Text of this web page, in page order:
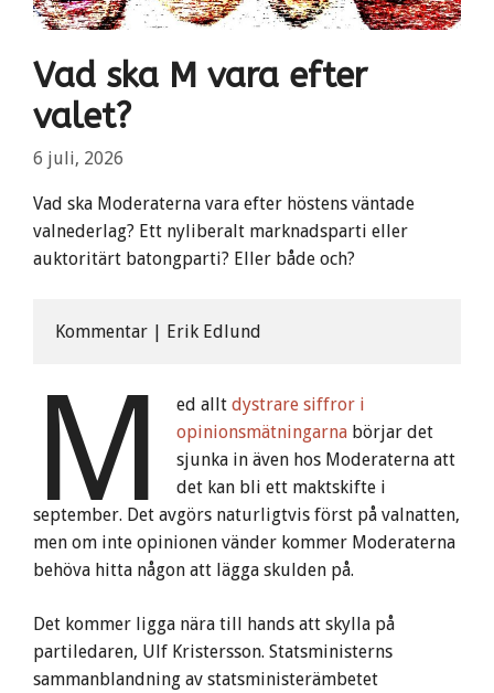
Vad ska M vara efter
valet?
6 juli, 2026
Vad ska Moderaterna vara efter höstens väntade
valnederlag? Ett nyliberalt marknadsparti eller
auktoritärt batongparti? Eller både och?
Kommentar | Erik Edlund
M ed alltdystrare siffror i
opinionsmätningarna börjar det
sjunka in även hos Moderaterna att
det kan bli ett maktskifte i
september. Det avgörs naturligtvis först på valnatten,
men om inte opinionen vänder kommer Moderaterna
behöva hitta någon att lägga skulden på.
Det kommer ligga nära till hands att skylla på
partiledaren, Ulf Kristersson. Statsministerns
sammanblandning av statsministerämbetet